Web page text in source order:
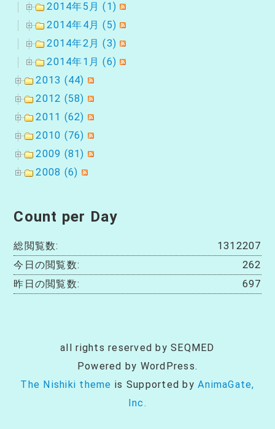
2014年5月 (1)
2014年4月 (5)
2014年2月 (3)
2014年1月 (6)
2013 (44)
2012 (58)
2011 (62)
2010 (76)
2009 (81)
2008 (6)
Count per Day
1312207
総閲覧数:
262
今日の閲覧数:
697
昨日の閲覧数:
all rights reserved by SEQMED
Powered by WordPress.
The Nishiki theme is Supported byAnimaGate,
Inc.